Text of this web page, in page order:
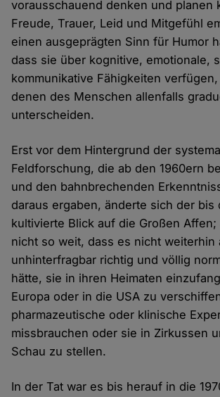
vorausschauend denken und planen
Freude, Trauer, Leid und Mitgefühl
einen ausgeprägten Sinn für Humor
dass sie über kognitive, emotionale,
kommunikative Fähigkeiten
denen des Menschen allenfalls
unterscheiden.
Erst vor dem Hintergrund der
Feldforschung, die ab den 1960ern
und den bahnbrechenden
daraus ergaben, änderte sich der bis
kultivierte Blick auf die Großen Affen;
nicht so weit, dass es nicht weiterhin
unhinterfragbar richtig und völlig
hätte, sie in ihren Heimaten
Europa oder in die USA zu
pharmazeutische oder klinische
missbrauchen oder sie in Zirkussen
Schau zu stellen.
In der Tat war es bis herauf in die